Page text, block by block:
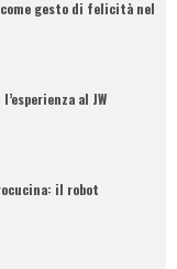
gesto di felicità nel
al JW
il robot